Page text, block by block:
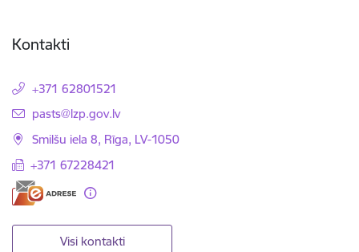
Kontakti
+371 62801521
E-pasts:
pasts@lzp.gov.lv
Smilšu iela 8, Rīga, LV-1050
+371 67228421
Visi kontakti